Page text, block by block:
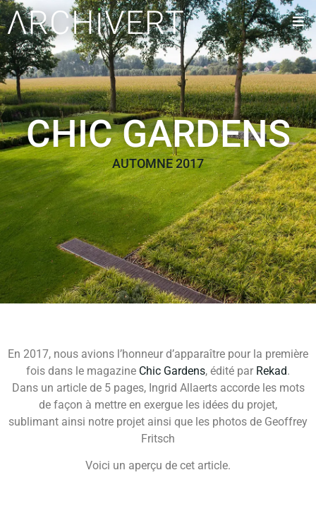
CHIC GARDENS
AUTOMNE 2017
En 2017, nous avions l’honneur d’apparaître pour la première
fois dans le magazine Chic Gardens, édité par Rekad.
Dans un article de 5 pages, Ingrid Allaerts accorde les mots
de façon à mettre en exergue les idées du projet,
sublimant ainsi notre projet ainsi que les photos de Geoffrey
Fritsch
Voici un aperçu de cet article.